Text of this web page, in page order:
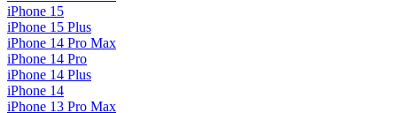
iPhone 15
iPhone 15 Plus
iPhone 14 Pro Max
iPhone 14 Pro
iPhone 14 Plus
iPhone 14
iPhone 13 Pro Max